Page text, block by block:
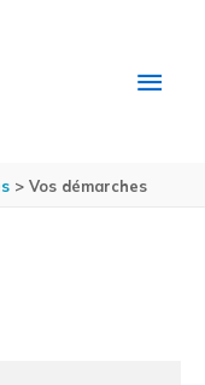
Vos démarches